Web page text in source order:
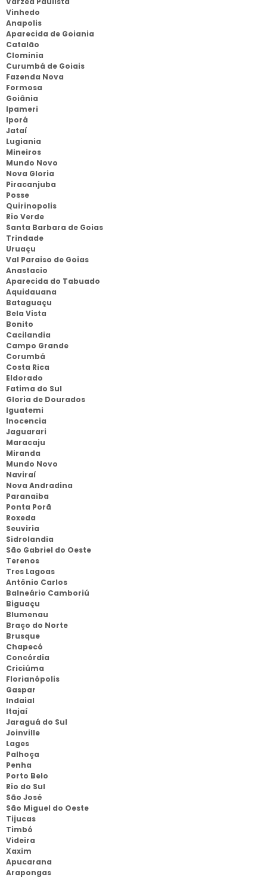
Vinhedo
Anapolis
Aparecida de Goiania
Catalão
Clominia
Curumbá de Goiais
Fazenda Nova
Formosa
Goiânia
Ipameri
Iporá
Jataí
Lugiania
Mineiros
Mundo Novo
Nova Gloria
Piracanjuba
Posse
Quirinopolis
Rio Verde
Santa Barbara de Goias
Trindade
Uruaçu
Val Paraiso de Goias
Anastacio
Aparecida do Tabuado
Aquidauana
Bataguaçu
Bela Vista
Bonito
Cacilandia
Campo Grande
Corumbá
Costa Rica
Eldorado
Fatima do Sul
Gloria de Dourados
Iguatemi
Inocencia
Jaguarari
Maracaju
Miranda
Mundo Novo
Naviraí
Nova Andradina
Paranaiba
Ponta Porã
Roxeda
Seuviria
Sidrolandia
São Gabriel do Oeste
Terenos
Tres Lagoas
Antônio Carlos
Balneário Camboriú
Biguaçu
Blumenau
Braço do Norte
Brusque
Chapecó
Concórdia
Criciúma
Florianópolis
Gaspar
Indaial
Itajaí
Jaraguá do Sul
Joinville
Lages
Palhoça
Penha
Porto Belo
Rio do Sul
São José
São Miguel do Oeste
Tijucas
Timbó
Videira
Xaxim
Apucarana
Arapongas